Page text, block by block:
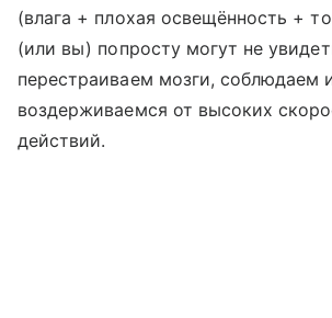
(влага + плохая освещённость +
(или вы) попросту могут не
перестраиваем мозги, соблюдаем
воздерживаемся от высоких
действий.